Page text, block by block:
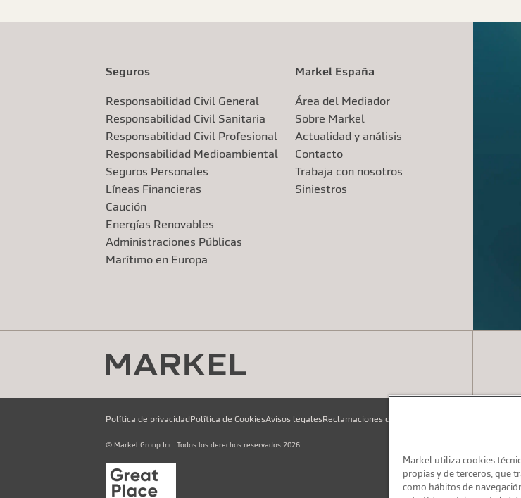
Seguros
Responsabilidad Civil General
Responsabilidad Civil Sanitaria
Responsabilidad Civil Profesional
Responsabilidad Medioambiental
Seguros Personales
Líneas Financieras
Caución
Energías Renovables
Administraciones Públicas
Marítimo en Europa
Markel España
Área del Mediador
Sobre Markel
Actualidad y análisis
Contacto
Trabaja con nosotros
Siniestros
Política de privacidadPolítica de CookiesAvisos legalesReclamaciones de clientes
© Markel Group Inc. Todos los derechos reservados 2026
Markel utiliza cookies
propias y de terceros, que
como hábitos de